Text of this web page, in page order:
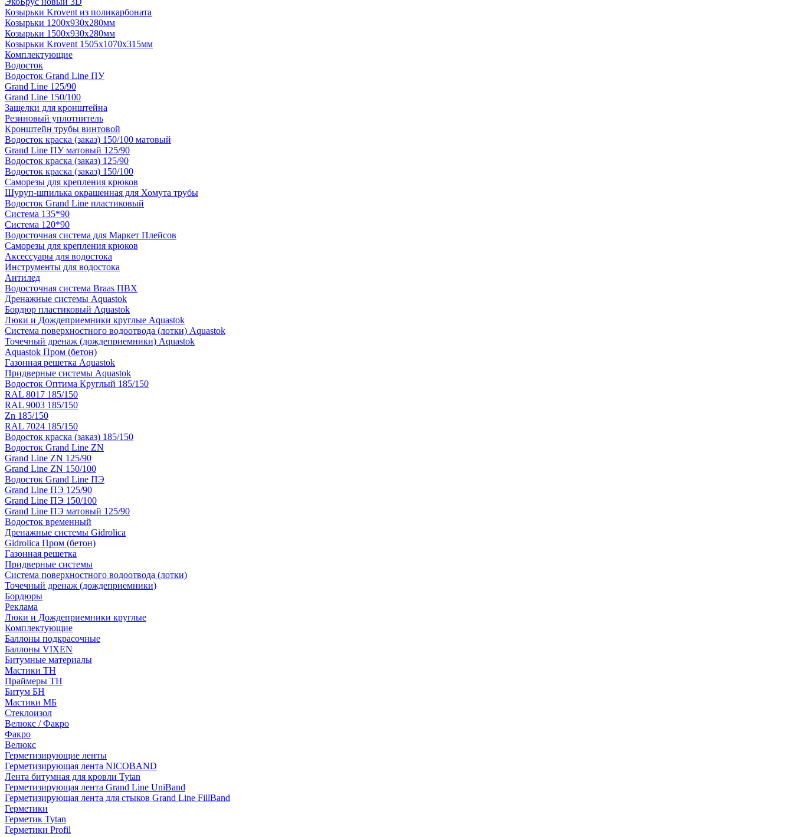
Козырьки Krovent из поликарбоната
Козырьки 1200х930х280мм
Козырьки 1500х930х280мм
Козырьки Krovent 1505х1070х315мм
Комплектующие
Водосток
Водосток Grand Line ПУ
Grand Line 125/90
Grand Line 150/100
Защелки для кронштейна
Резиновый уплотнитель
Кронштейн трубы винтовой
Водосток краска (заказ) 150/100 матовый
Grand Line ПУ матовый 125/90
Водосток краска (заказ) 125/90
Водосток краска (заказ) 150/100
Саморезы для крепления крюков
Шуруп-шпилька окрашенная для Хомута трубы
Водосток Grand Line пластиковый
Система 135*90
Система 120*90
Водосточная система для Маркет Плейсов
Саморезы для крепления крюков
Аксессуары для водостока
Инструменты для водостока
Антилед
Водосточная система Braas ПВХ
Дренажные системы Aquastok
Бордюр пластиковый Aquastok
Люки и Дождеприемники круглые Aquastok
Система поверхностного водоотвода (лотки) Aquastok
Точечный дренаж (дождеприемники) Aquastok
Aquastok Пром (бетон)
Газонная решетка Aquastok
Придверные системы Aquastok
Водосток Оптима Круглый 185/150
RAL 8017 185/150
RAL 9003 185/150
Zn 185/150
RAL 7024 185/150
Водосток краска (заказ) 185/150
Водосток Grand Line ZN
Grand Line ZN 125/90
Grand Line ZN 150/100
Водосток Grand Line ПЭ
Grand Line ПЭ 125/90
Grand Line ПЭ 150/100
Grand Line ПЭ матовый 125/90
Водосток временный
Дренажные системы Gidrolica
Gidrolica Пром (бетон)
Газонная решетка
Придверные системы
Система поверхностного водоотвода (лотки)
Точечный дренаж (дождеприемники)
Бордюры
Рекламa
Люки и Дождеприемники круглые
Комплектующие
Баллоны подкрасочные
Баллоны VIXEN
Битумные материалы
Мастики ТН
Праймеры ТН
Битум БН
Мастики МБ
Стеклоизол
Велюкс / Факро
Факро
Велюкс
Герметизирующие ленты
Герметизирующая лента NICOBAND
Лента битумная для кровли Tytan
Герметизирующая лента Grand Line UniBand
Герметизирующая лента для стыков Grand Line FillBand
Герметики
Герметик Tytan
Герметики Profil